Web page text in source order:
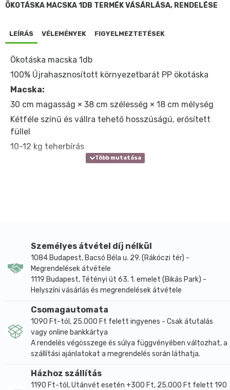
ÖKOTÁSKA MACSKA 1DB TERMÉK VÁSÁRLÁSA, RENDELÉSE
LEÍRÁS VÉLEMÉNYEK FIGYELMEZTETÉSEK
Ökotáska macska 1db
100% Újrahasznosított környezetbarát PP ökotáska
Macska:
30 cm magasság × 38 cm szélesség × 18 cm mélység
Kétféle színű és vállra tehető hosszúságú, erősített
füllel
10-12 kg teherbírás
Személyes átvétel díj nélkül
1084 Budapest, Bacsó Béla u. 29. (Rákóczi tér) -
Megrendelések átvétele
1119 Budapest, Tétényi út 63. 1. emelet (Bikás Park) -
Helyszíni vásárlás és megrendelések átvétele
Csomagautomata
1090 Ft-tól, 25.000 Ft felett ingyenes - Csak átutalás
vagy online bankkártya
A rendelés végösszege és súlya függvényében változhat, a
szállítási ajánlatokat a megrendelés során láthatja.
Házhoz szállítás
1190 Ft-tól, Utánvét esetén +300 Ft, 25.000 Ft felett 190